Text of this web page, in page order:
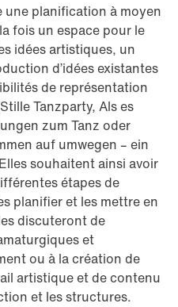
une planification à moyen
fois un espace pour le
idées artistiques, un
d’idées existantes
de représentation
Tanzparty, Als es
zum Tanz oder
auf umwegen – ein
souhaitent ainsi avoir
étapes de
planifier et les mettre en
discuteront de
et
ou à la création de
artistique et de contenu
et les structures.